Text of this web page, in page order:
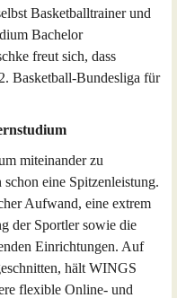
Basketballtrainer und
Bachelor
freut sich, dass
Basketball-Bundesliga für
miteinander zu
eine Spitzenleistung.
Aufwand, eine extrem
der Sportler sowie die
Einrichtungen. Auf
hält WINGS
flexible Online- und